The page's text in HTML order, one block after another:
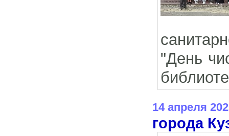
"День
14 апреля
города